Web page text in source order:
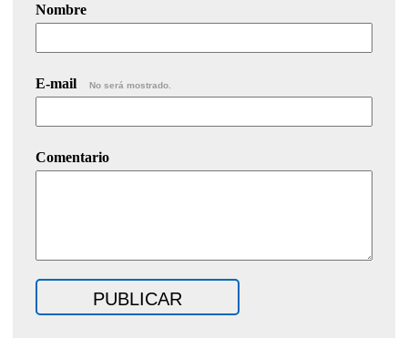
Nombre
E-mail No será mostrado.
Comentario